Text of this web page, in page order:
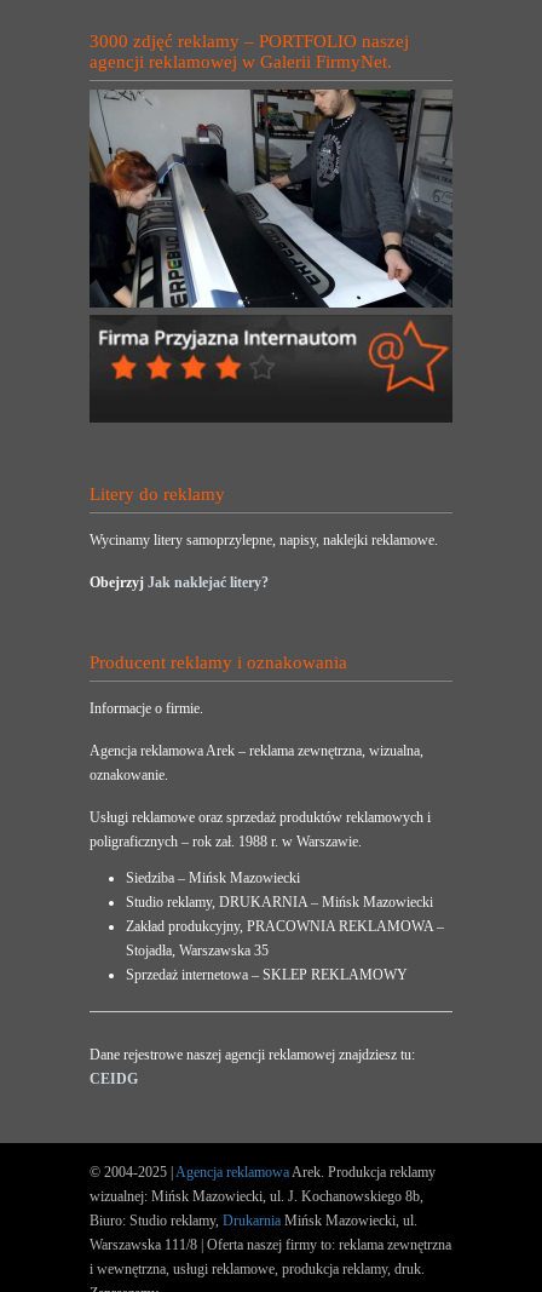
3000 zdjęć reklamy – PORTFOLIO naszej
agencji reklamowej w Galerii FirmyNet.
Litery do reklamy
Wycinamy litery samoprzylepne, napisy, naklejki reklamowe.
Obejrzyj Jak naklejać litery?
Producent reklamy i oznakowania
Informacje o firmie.
Agencja reklamowa Arek – reklama zewnętrzna, wizualna,
oznakowanie.
Usługi reklamowe oraz sprzedaż produktów reklamowych i
poligraficznych – rok zał. 1988 r. w Warszawie.
Siedziba – Mińsk Mazowiecki
Studio reklamy, DRUKARNIA – Mińsk Mazowiecki
Zakład produkcyjny, PRACOWNIA REKLAMOWA –
Stojadła, Warszawska 35
Sprzedaż internetowa – SKLEP REKLAMOWY
Dane rejestrowe naszej agencji reklamowej znajdziesz tu:
CEIDG
© 2004-2025 | Agencja reklamowaArek. Produkcja reklamy
wizualnej: Mińsk Mazowiecki, ul. J. Kochanowskiego 8b,
Biuro: Studio reklamy, Drukarnia Mińsk Mazowiecki, ul.
Warszawska 111/8 | Oferta naszej firmy to: reklama zewnętrzna
i wewnętrzna, usługi reklamowe, produkcja reklamy, druk.